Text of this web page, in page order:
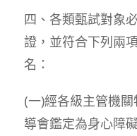
四、各類甄試對象
證，並符合下列兩
名：
(一)經各級主管機
導會鑑定為身心障